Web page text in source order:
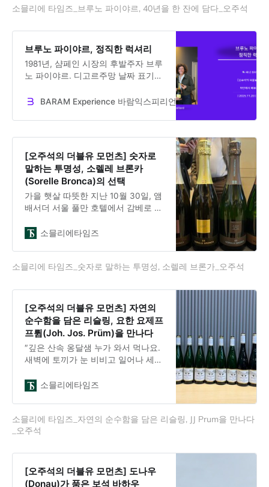
서울 WSA 아카데미에서 그녀를 다시
을 가져왔네요”농담을 건네며 테이블
을 바라보았다. 5개의 병이 일렬로 서
있었다. 2024년, 2021년, 2014년,
2010년, 2005년. 다양한 시간대가 한
자리에 모였다.타임캡슐을 여는 기분
소믈리에 타임즈_브루노 파이야르, 40년을 한 잔에 담다_오주석
브루노 파이야르, 정직한 럭셔리
1981년, 샴페인 시장의 후발주자 브루
노 파이야르. 디고르주망 날짜 표기와
40년을 축적했다. “Luxury is not
리가 된 브랜드 혁신에 대한 이야기
BARAM Experience 바람익스피리언스 Dr. Jooseok Oh
[오주석의 더블유 모먼츠] 숫자로
말하는 투명성, 소렐레 브론카
(Sorelle Bronca)의 선택
가을 햇살 따뜻한 지난 10월 30일, 앰
배서더 서울 풀만 호텔에서 감베로 로
1986년 창간되어 현재는 매거진, 가이
키오 동화 속 ‘빨간 새우’ 여관에서 따
로쏘는 매년 4만 종의 와인을 평가하
는데, 그중 498개만 최고 등급인 트레
비키에리(Tre Bicchieri)를 받는다. 1%
도 안 되는 확률이다. 한국에서는 11회
째 행사를 이어오고 있으며, 이날 52
개 와이너리가 모였고
소믈리에타임즈
소믈리에 타임즈_숫자로 말하는 투명성, 소렐레 브론가_오주석
[오주석의 더블유 모먼츠] 자연의
순수함을 담은 리슬링, 요한 요제프
프륌(Joh. Jos. Prüm)을 만나다
″깊은 산속 옹달샘 누가 와서 먹나요.
새벽에 토끼가 눈 비비고 일어나 세수
맑은 옹달샘 누가 와서 먹나요.달밤에
중 작사, 독일 민요 드룬텐 임 운털란
트(Drunten im Unterland)동요가 떠
한동안 요한 요제프 프륌(Joh. Jos.
Prüm)을 잊지 못할 것이다.제이 제이
프륌(JJ Prüm) 브랜드 스토리1156년
소믈리에타임즈
소믈리에 타임즈_자연의 순수함을 담은 리슬링, JJ Prum을 만나다
_오주석
[오주석의 더블유 모먼츠] 도나우
(Donau)가 품은 보석 바하우